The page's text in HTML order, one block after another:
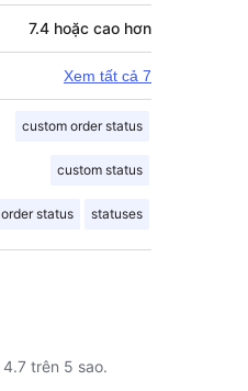
7.4 hoặc cao hơn
Xem tất cả 7
custom order status
custom status
order status statuses
4.7 trên 5 sao.